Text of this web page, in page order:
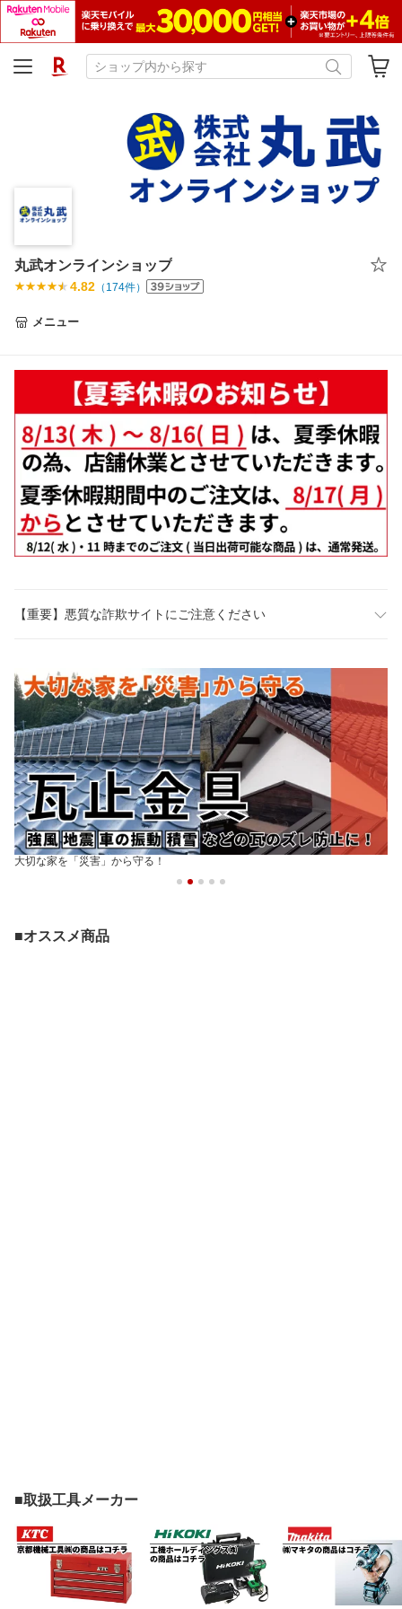
丸武オンラインショップ
4.82 （ 174件）
メニュー
【重要】悪質な詐欺サイトにご注意ください
大切な家を「災害」から守る！
■オススメ商品
■取扱工具メーカー